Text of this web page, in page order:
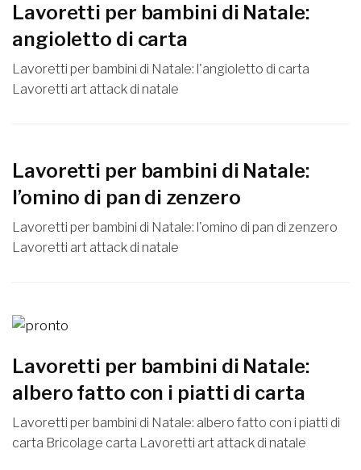
Lavoretti per bambini di Natale:
angioletto di carta
Lavoretti per bambini di Natale: l'angioletto di carta
Lavoretti art attack di natale
Lavoretti per bambini di Natale:
l’omino di pan di zenzero
Lavoretti per bambini di Natale: l'omino di pan di zenzero
Lavoretti art attack di natale
Lavoretti per bambini di Natale:
albero fatto con i piatti di carta
Lavoretti per bambini di Natale: albero fatto con i piatti di
carta Bricolage carta Lavoretti art attack di natale